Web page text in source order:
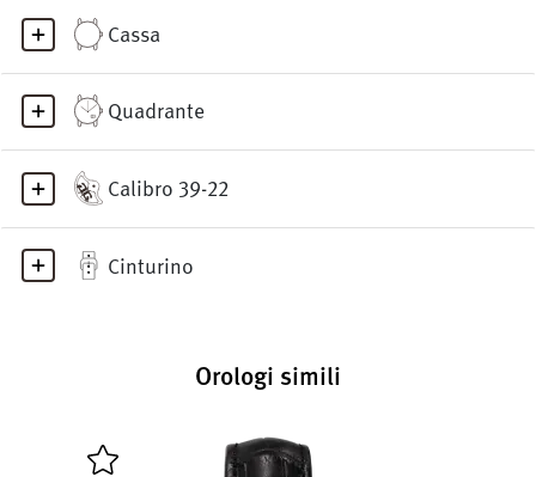
Cassa
Quadrante
Calibro 39-22
Cinturino
Orologi simili